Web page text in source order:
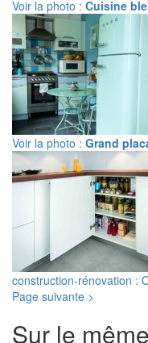
Voir la photo : Cuisine
Voir la photo : Grand
construction-rénovation :
Page suivante >
Sur le